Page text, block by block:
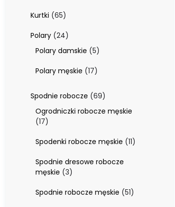
Kurtki 6565
Polary 2424
produkty
Polary damskie 55
Polary męskie 1717
Spodnie robocze 6969
produktów
Ogrodniczki robocze męskie
1717
Spodenki robocze męskie 1111
Spodnie dresowe robocze
męskie 33
Spodnie robocze męskie 5151